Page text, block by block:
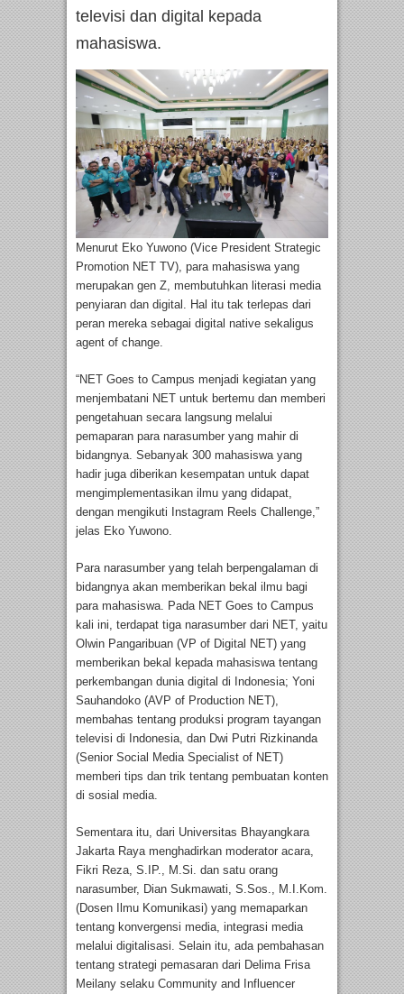
televisi dan digital kepada
mahasiswa.
Menurut Eko Yuwono (Vice President Strategic
Promotion NET TV), para mahasiswa yang
merupakan gen Z, membutuhkan literasi media
penyiaran dan digital. Hal itu tak terlepas dari
peran mereka sebagai digital native sekaligus
agent of change.
“NET Goes to Campus menjadi kegiatan yang
menjembatani NET untuk bertemu dan memberi
pengetahuan secara langsung melalui
pemaparan para narasumber yang mahir di
bidangnya. Sebanyak 300 mahasiswa yang
hadir juga diberikan kesempatan untuk dapat
mengimplementasikan ilmu yang didapat,
dengan mengikuti Instagram Reels Challenge,”
jelas Eko Yuwono.
Para narasumber yang telah berpengalaman di
bidangnya akan memberikan bekal ilmu bagi
para mahasiswa. Pada NET Goes to Campus
kali ini, terdapat tiga narasumber dari NET, yaitu
Olwin Pangaribuan (VP of Digital NET) yang
memberikan bekal kepada mahasiswa tentang
perkembangan dunia digital di Indonesia; Yoni
Sauhandoko (AVP of Production NET),
membahas tentang produksi program tayangan
televisi di Indonesia, dan Dwi Putri Rizkinanda
(Senior Social Media Specialist of NET)
memberi tips dan trik tentang pembuatan konten
di sosial media.
Sementara itu, dari Universitas Bhayangkara
Jakarta Raya menghadirkan moderator acara,
Fikri Reza, S.IP., M.Si. dan satu orang
narasumber, Dian Sukmawati, S.Sos., M.I.Kom.
(Dosen Ilmu Komunikasi) yang memaparkan
tentang konvergensi media, integrasi media
melalui digitalisasi. Selain itu, ada pembahasan
tentang strategi pemasaran dari Delima Frisa
Meilany selaku Community and Influencer